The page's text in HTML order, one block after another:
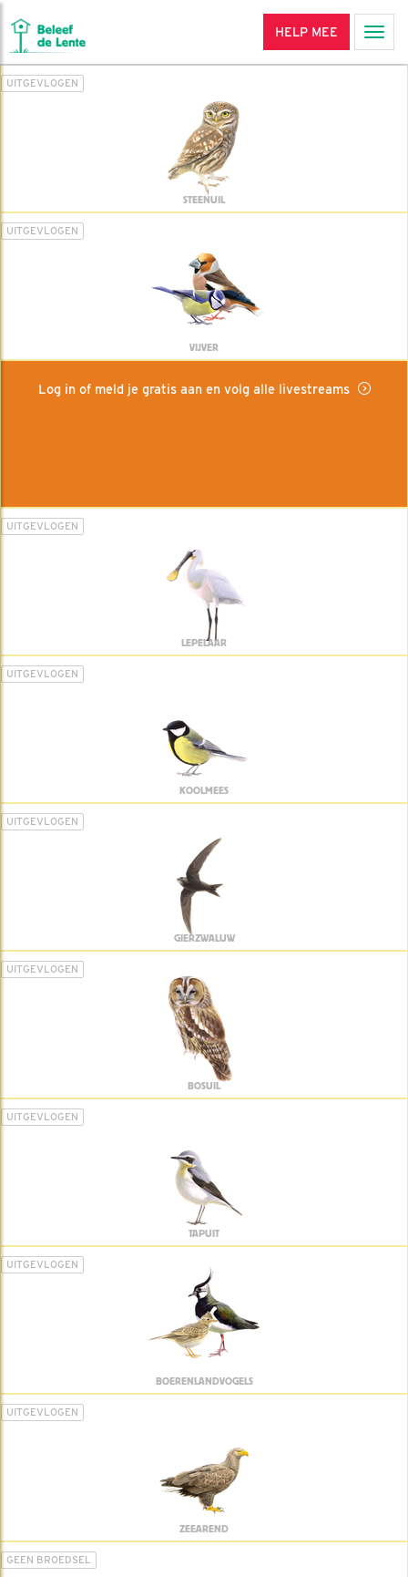
HELP MEE
UITGEVLOGEN
STEENUIL
UITGEVLOGEN
VIJVER
Log in of meld je gratis aan en volg alle livestreams
UITGEVLOGEN
LEPELAAR
UITGEVLOGEN
KOOLMEES
UITGEVLOGEN
GIERZWALUW
UITGEVLOGEN
BOSUIL
UITGEVLOGEN
TAPUIT
UITGEVLOGEN
BOERENLANDVOGELS
UITGEVLOGEN
ZEEAREND
GEEN BROEDSEL